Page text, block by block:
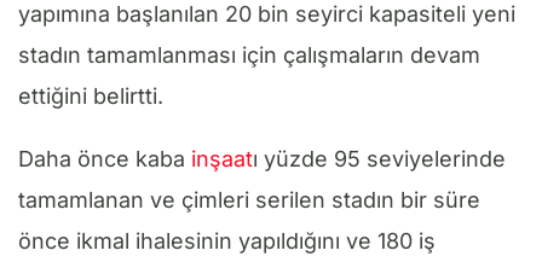
yapımına başlanılan 20 bin seyirci kapasiteli yeni
stadın tamamlanması için çalışmaların devam
ettiğini belirtti.
Daha önce kaba inşaatı yüzde 95 seviyelerinde
tamamlanan ve çimleri serilen stadın bir süre
önce ikmal ihalesinin yapıldığını ve 180 iş